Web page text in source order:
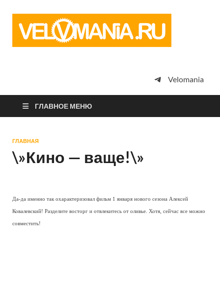
просто
Velomania
ГЛАВНОЕ МЕНЮ
ГЛАВНАЯ
\»Кино — ваще!\»
Да-да именно так охарактеризовал фильм 1 января нового сезона Алексей
Ковалевский! Разделите восторг и отвлекитесь от оливье. Хотя, сейчас все можно
совместить!